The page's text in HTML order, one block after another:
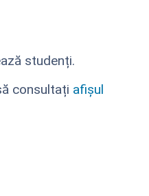
studenți.
consultați afișul